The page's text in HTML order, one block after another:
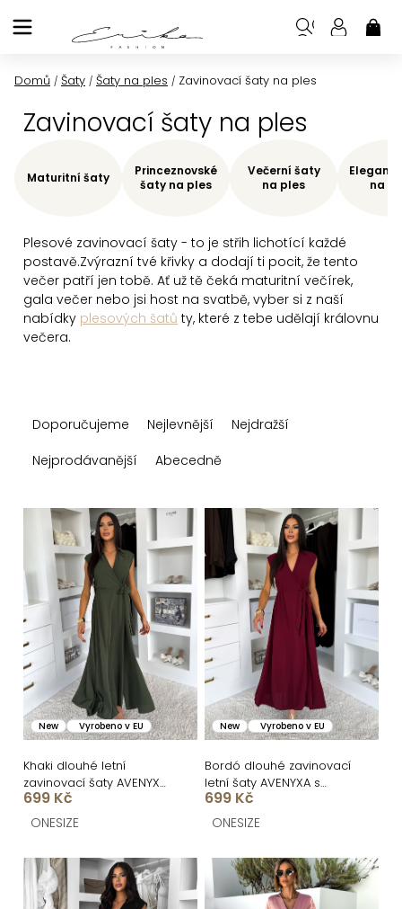
na
Domů / Šaty / Šaty na ples / Zavinovací šaty na ples
Zavinovací šaty na ples
Plesové zavinovací šaty - to je střih lichotící každé
postavě.Zvýrazní tvé křivky a dodají ti pocit, že tento
večer patří jen tobě. Ať už tě čeká maturitní večírek,
gala večer nebo jsi host na svatbě, vyber si z naší
nabídky plesových šatů ty, které z tebe udělají královnu
večera.
Maturitní šaty
Princeznovské
šaty na ples
Večerní šaty
na ples
na
a
n
p
r
o
d
u
k
t
ů
Doporučujeme Nejlevnější
Nejdražší
Nejprodávanější
Abecedně
p
i
s
p
r
o
d
u
k
ů
New Vyrobeno v EU
Khaki dlouhé letní
zavinovací šaty AVENYXA
s páskem
699 Kč
ONESIZE
New Vyrobeno v EU
Bordó dlouhé zavinovací
letní šaty AVENYXA s
páskem
699 Kč
ONESIZE